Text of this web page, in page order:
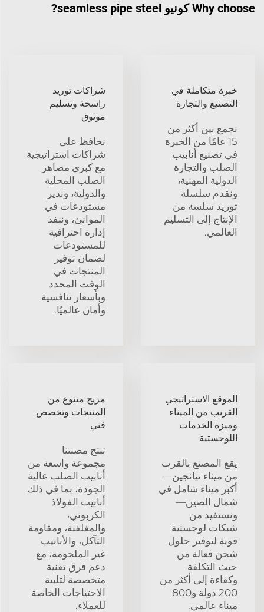
Why choose كونيو seamless pipe steel?
خبرة متكاملة في
التصنيع والتجارة
نجمع بين أكثر من
15 عامًا من الخبرة
في تصنيع أنابيب
الصلب والتجارة
الدولية المهنية،
ونقدم سلسلة
توريد سلسة من
الإنتاج إلى التسليم
العالمي.
شراكات توريد
راسخة وتسليم
موثوق
نحافظ على
شراكات استراتيجية
مع كبرى مصاهر
الصلب المحلية
والدولية، وندير
مستودعات في
الموانئ، وننفذ
إدارة احترافية
للمستودعات
لضمان توفير
المنتجات في
الوقت المحدد
وبأسعار تنافسية
وأمان عالميًا.
الموقع الاستراتيجي
القريب من الميناء
وميزة الخدمات
اللوجستية
يقع المصنع بالقرب
من ميناء تيانجين—
أكبر ميناء شامل في
شمال الصين—
ونستفيد من
شبكات لوجستية
قوية لتوفير حلول
شحن فعالة من
حيث التكلفة
وكفاءة إلى أكثر من
200 دولة و800
ميناء عالمي.
مزيج متنوع من
المنتجات وتخصص
فني
تنتج مصنتنا
مجموعة واسعة من
أنابيب الصلب عالية
الجودة، بما في ذلك
أنابيب الفولاذ
الكربوني،
والمغلفنة، ومقاومة
التآكل، والأنابيب
غير الملحومة، مع
دعم فرق تقنية
متخصصة لتلبية
الاحتياجات الخاصة
للعملاء.